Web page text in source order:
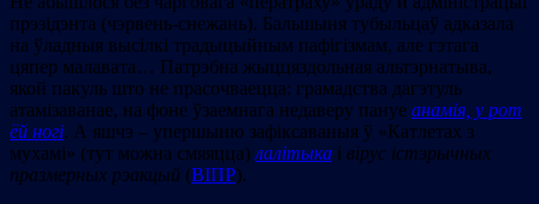
прэзідэнта (чэрвень-снежань). Бальшыня тубыльцаў адказала
на ўладныя высілкі традыцыйным пафігізмам, але гэтага
цяпер малавата… Патрэбна жыццяздольная альтэрнатыва,
якой пакуль што не прасочваецца: грамадства дагэтуль
атамізаванае, на фоне ўзаемнага недаверу пануе анамія, у рот
ёй ногі. А яшчэ – упершыню зафіксаваныя ў «Катлетах з
мухамі» (тут можна смяяцца) лалітыка і вірус істэрычных
празмерных рэакцый (ВІПР).